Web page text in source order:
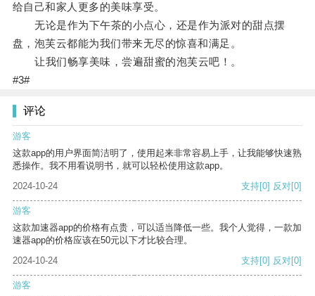
给自己和家人更多的美味享受。
无论是作为下午茶的小点心，还是作为派对的甜点摆
盘，泡芙云都能为我们带来无尽的惊喜和满足。
让我们畅享美味，尝遍甜蜜的泡芙云吧！。
#3#
评论
游客
这款app的用户界面简洁明了，使用起来非常容易上手，让我能够快速熟
悉操作。我不用看说明书，就可以轻松使用这款app。
2024-10-24
支持[0] 反对[0]
游客
这款加速器app的价格有点贵，可以适当降低一些。我个人觉得，一款加
速器app的价格应该在50元以下才比较合理。
2024-10-24
支持[0] 反对[0]
游客